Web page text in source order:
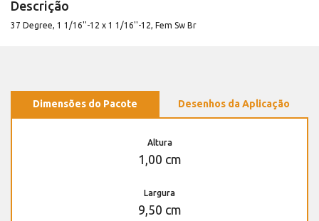
Descrição
37 Degree, 1 1/16''-12 x 1 1/16''-12, Fem Sw Br
Dimensões do Pacote Desenhos da Aplicação
Altura
1,00 cm
Largura
9,50 cm